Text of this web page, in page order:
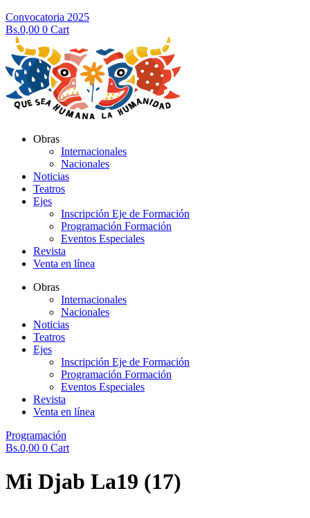
Convocatoria 2025
Bs.0,00 0 Cart
Obras
Internacionales
Nacionales
Noticias
Teatros
Ejes
Inscripción Eje de Formación
Programación Formación
Eventos Especiales
Revista
Venta en línea
Obras
Internacionales
Nacionales
Noticias
Teatros
Ejes
Inscripción Eje de Formación
Programación Formación
Eventos Especiales
Revista
Venta en línea
Programación
Bs.0,00 0 Cart
Mi Djab La19 (17)